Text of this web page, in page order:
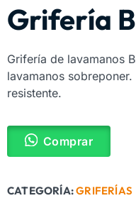
Grifería
Grifería de lavamanos
lavamanos
resistente.
Comprar
CATEGORÍA:GRIFERÍAS